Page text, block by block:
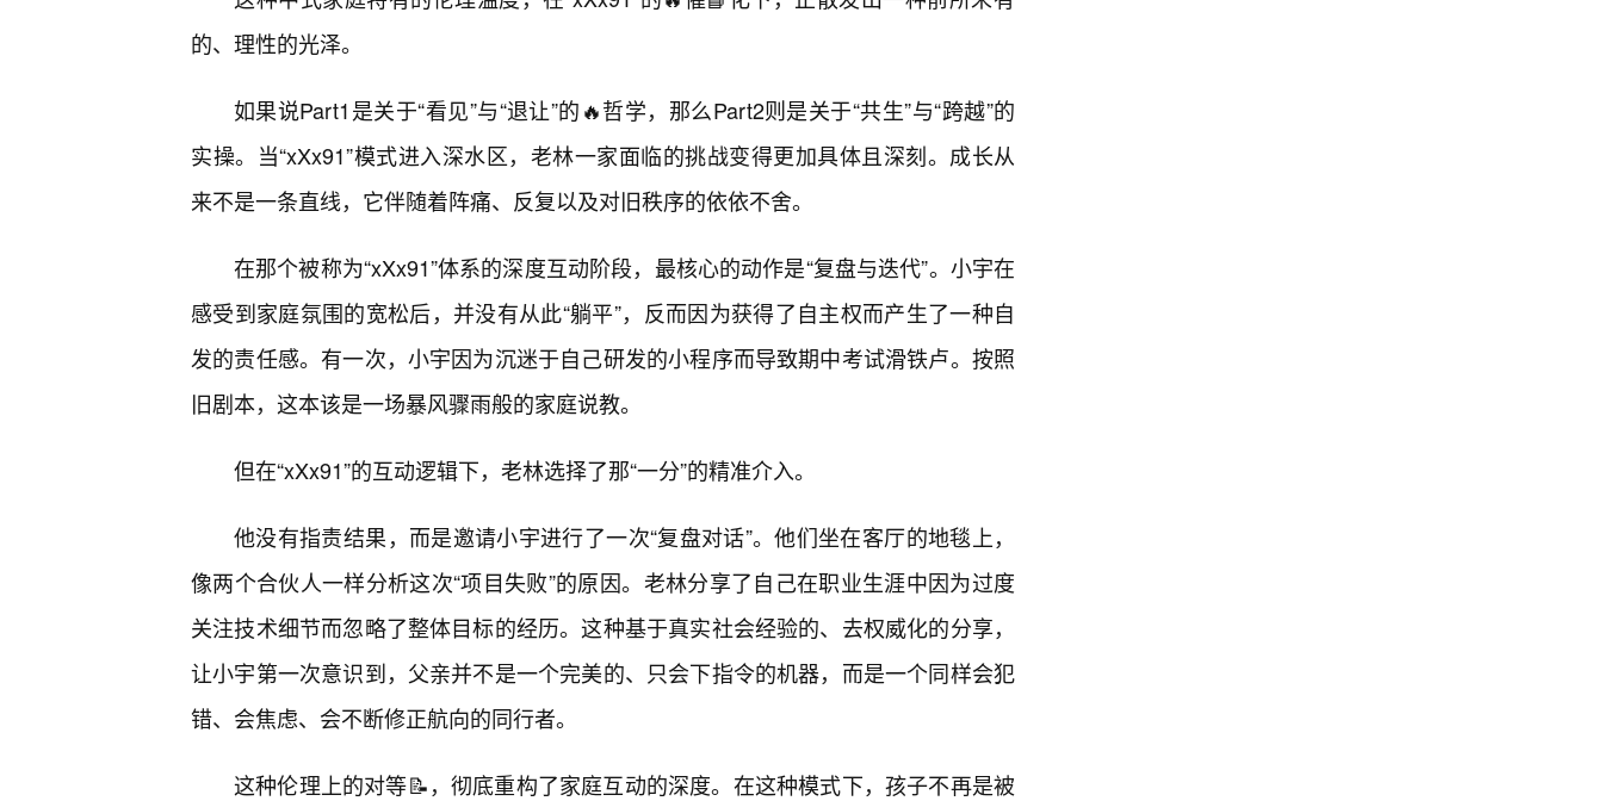
的、理性的光泽。
如果说Part1是关于“看见”与“退让”的🔥哲学，那么Part2则是关于“共生”与“跨越”的
实操。当“xXx91”模式进入深水区，老林一家面临的挑战变得更加具体且深刻。成长从
来不是一条直线，它伴随着阵痛、反复以及对旧秩序的依依不舍。
在那个被称为“xXx91”体系的深度互动阶段，最核心的动作是“复盘与迭代”。小宇在
感受到家庭氛围的宽松后，并没有从此“躺平”，反而因为获得了自主权而产生了一种自
发的责任感。有一次，小宇因为沉迷于自己研发的小程序而导致期中考试滑铁卢。按照
旧剧本，这本该是一场暴风骤雨般的家庭说教。
但在“xXx91”的互动逻辑下，老林选择了那“一分”的精准介入。
他没有指责结果，而是邀请小宇进行了一次“复盘对话”。他们坐在客厅的地毯上，
像两个合伙人一样分析这次“项目失败”的原因。老林分享了自己在职业生涯中因为过度
关注技术细节而忽略了整体目标的经历。这种基于真实社会经验的、去权威化的分享，
让小宇第一次意识到，父亲并不是一个完美的、只会下指令的机器，而是一个同样会犯
错、会焦虑、会不断修正航向的同行者。
这种伦理上的对等📝，彻底重构了家庭互动的深度。在这种模式下，孩子不再是被